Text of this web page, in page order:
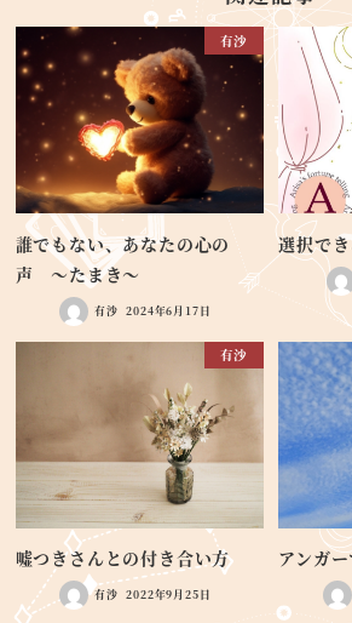
有沙
誰でもない、あなたの心の
声 ～たまき～
有沙 2024年6月17日
選択で
有沙
嘘つきさんとの付き合い方
有沙 2022年9月25日
アンガ